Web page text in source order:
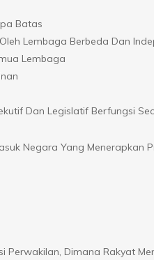
Batas
Lembaga Berbeda Dan
Lembaga
Dan Legislatif Berfungsi
Negara Yang Menerapkan
Perwakilan, Dimana Rakyat